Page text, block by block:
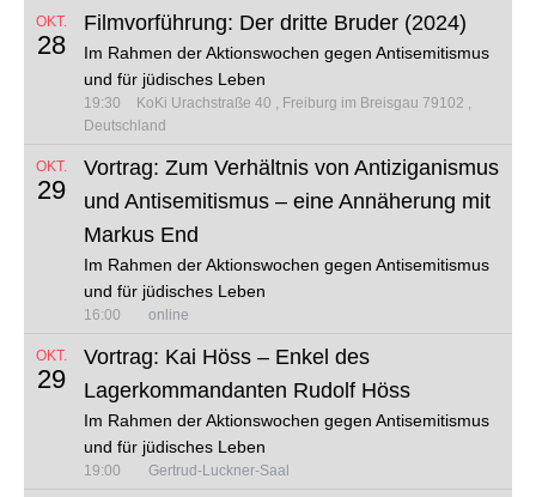
OKT.
28
Filmvorführung: Der dritte Bruder (2024)
Im Rahmen der Aktionswochen gegen Antisemitismus
und für jüdisches Leben
19:30 KoKi Urachstraße 40
Freiburg im Breisgau 79102
Deutschland
OKT.
29
Vortrag: Zum Verhältnis von Antiziganismus
und Antisemitismus – eine Annäherung mit
Markus End
Im Rahmen der Aktionswochen gegen Antisemitismus
und für jüdisches Leben
16:00 online
OKT.
29
Vortrag: Kai Höss – Enkel des
Lagerkommandanten Rudolf Höss
Im Rahmen der Aktionswochen gegen Antisemitismus
und für jüdisches Leben
19:00 Gertrud-Luckner-Saal